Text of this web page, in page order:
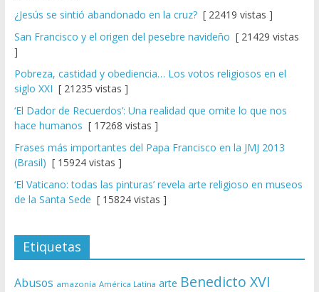
¿Jesús se sintió abandonado en la cruz?[ 22419 vistas ]
San Francisco y el origen del pesebre navideño [ 21429 vistas
]
Pobreza, castidad y obediencia… Los votos religiosos en el
siglo XXI [ 21235 vistas ]
‘El Dador de Recuerdos’: Una realidad que omite lo que nos
hace humanos [ 17268 vistas ]
Frases más importantes del Papa Francisco en la JMJ 2013
(Brasil) [ 15924 vistas ]
‘El Vaticano: todas las pinturas’ revela arte religioso en museos
de la Santa Sede [ 15824 vistas ]
Etiquetas
Abusos amazonía América Latina arte Benedicto XVI